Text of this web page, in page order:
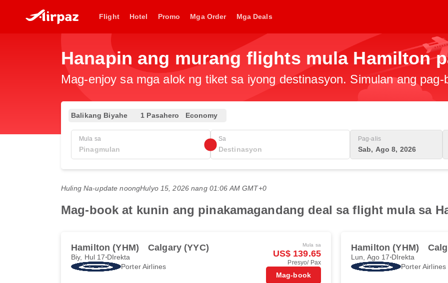
Flight Hotel Promo Mga Order Mga Deals
Hanapin ang murang flights mula Hamilton
Mag-enjoy sa mga alok ng tiket sa iyong destinasyon. Simulan ang pag-
Balikang Biyahe 1 Pasahero Economy
Mula sa Sa Pag-alis
Sab, Ago 8, 2026
Huling Na-update noongHulyo 15, 2026 nang 01:06 AM GMT+0
Mag-book at kunin ang pinakamagandang deal sa flight mula sa
Hamilton (YHM) Calgary (YYC)
Biy, Hul 17 DIrekta
Porter Airlines
Mula sa
US$ 139.65
Presyo/ Pax
Mag-book
Hamilton (YHM)
Lun, Ago 17 DIrekta
Porter Airlines